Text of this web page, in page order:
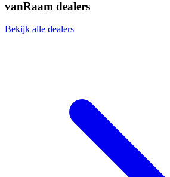
vanRaam dealers
Bekijk alle dealers